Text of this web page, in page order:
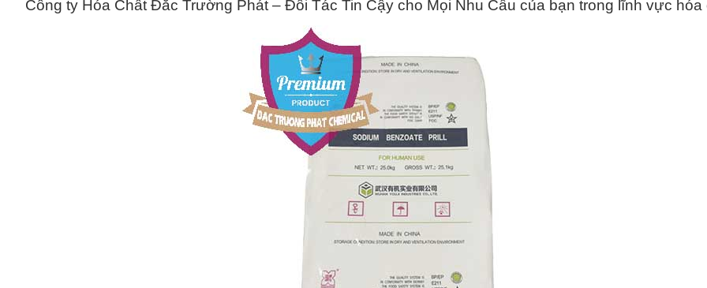
Công ty Hóa Chất Đắc Trường Phát – Đối Tác Tin Cậy cho Mọi Nhu Cầu của bạn trong lĩnh vực hóa